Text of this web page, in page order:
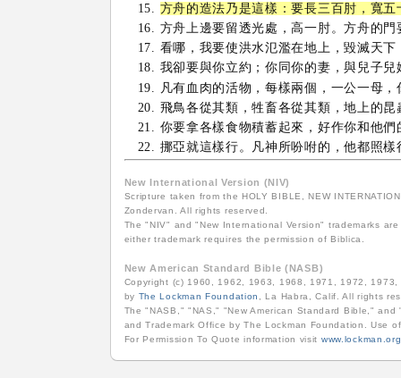
方舟的造法乃是這樣：要長三百肘，寬
方舟上邊要留透光處，高一肘。方舟的
看哪，我要使洪水氾濫在地上，毀滅天
我卻要與你立約；你同你的妻，與兒子
凡有血肉的活物，每樣兩個，一公一母
飛鳥各從其類，牲畜各從其類，地上的
你要拿各樣食物積蓄起來，好作你和他們
挪亞就這樣行。凡神所吩咐的，他都照樣
New International Version (NIV)
Scripture taken from the HOLY BIBLE, NEW
Zondervan. All rights reserved.
The "NIV" and "New International Version" trademarks
either trademark requires the permission of Biblica.
New American Standard Bible (NASB)
Copyright (c) 1960, 1962, 1963, 1968, 1971, 1972,
by The Lockman Foundation , La Habra, Calif. All rights
The "NASB," "NAS," "New American Standard Bible,"
and Trademark Office by The Lockman Foundation. Use
For Permission To Quote information visit www.lockman.org